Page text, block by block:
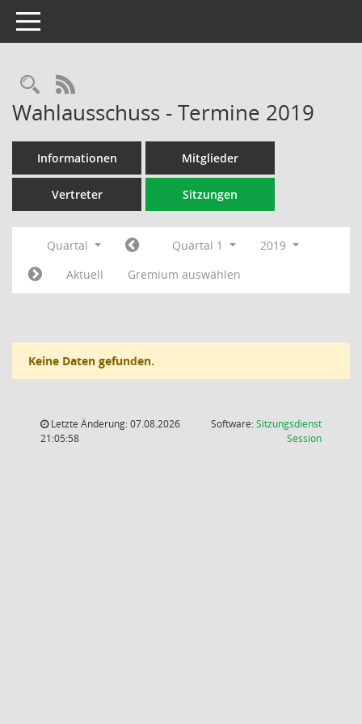
Toggle navigation
Rechercheauswahl
RSS-Feed
Wahlausschuss - Termine 2019
Informationen Mitglieder
Vertreter Sitzungen
Quartal Quartal 1
2019
Aktuell
Gremium auswählen
Keine Daten gefunden.
Letzte Änderung: 07.08.2026
21:05:58
Software:Sitzungsdienst
Session(Wird in